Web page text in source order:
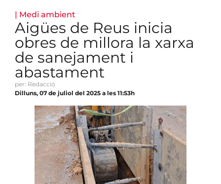
| Medi ambient
Aigües de Reus inicia
obres de millora la xarxa
de sanejament i
abastament
per: Redacció
Dilluns, 07 de juliol del 2025 a les 11:53h